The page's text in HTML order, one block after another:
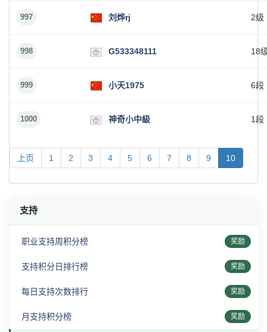
997 刘烨rj 2级
998 G533348111 18
999 小天1975 6段
1000 神奇小中級 1段
上页 1 2 3 4 5 6 7 8 9 10
支持
职业支持周积分榜 奖励
支持积分日排行榜 奖励
每日支持次数排行 奖励
月支持积分榜 奖励